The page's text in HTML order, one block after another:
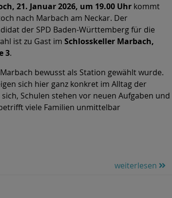
21. Januar 2026, um 19.00 Uhr kommt
nach Marbach am Neckar. Der
der SPD Baden-Württemberg für die
ist zu Gast im Schlosskeller Marbach,
3.
bewusst als Station gewählt wurde.
sich hier ganz konkret im Alltag der
Schulen stehen vor neuen Aufgaben und
viele Familien unmittelbar
weiterlesen